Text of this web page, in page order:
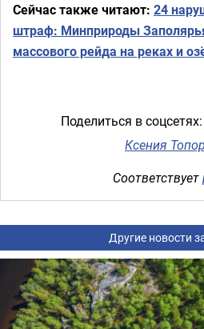
Сейчас также читают: 24
штраф: Минприроды
массового рейда на реках и
Поделиться в соцсетях:
Ксения
Соответствует
Другие новости